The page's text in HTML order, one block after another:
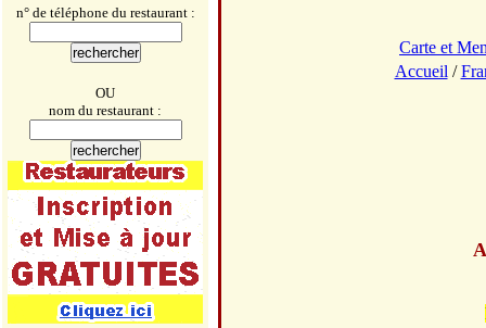
n° de téléphone du restaurant :
OU
nom du restaurant :
Carte et
Accueil /